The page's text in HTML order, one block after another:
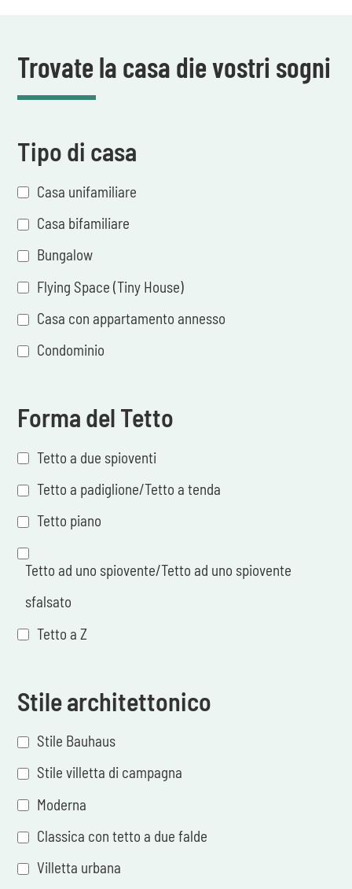
Trovate la casa die vostri sogni
Tipo di casa
Casa unifamiliare
Casa bifamiliare
Bungalow
Flying Space (Tiny House)
Casa con appartamento annesso
Condominio
Forma del Tetto
Tetto a due spioventi
Tetto a padiglione/Tetto a tenda
Tetto piano
Tetto ad uno spiovente/Tetto ad uno spiovente
sfalsato
Tetto a Z
Stile architettonico
Stile Bauhaus
Stile villetta di campagna
Moderna
Classica con tetto a due falde
Villetta urbana